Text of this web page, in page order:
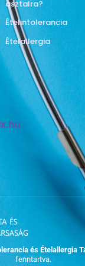
asztalra?
Ételintolerancia
Ételallergia
és Ételallergia
fenntartva.